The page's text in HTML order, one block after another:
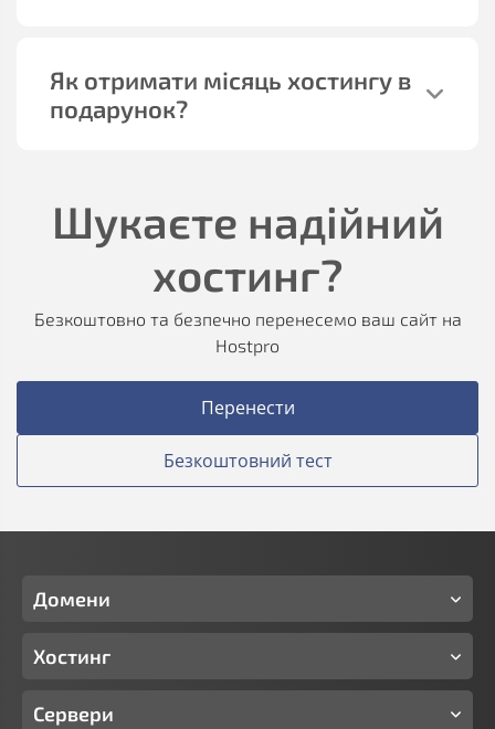
Як отримати місяць хостингу в
подарунок?
Шукаєте надійний
хостинг?
Безкоштовно та безпечно перенесемо ваш сайт на
Hostpro
Перенести
Безкоштовний тест
Домени
Хостинг
Сервери